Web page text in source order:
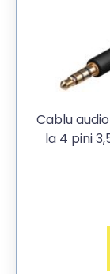
Cablu
la 4 pini 3,5mm Jack stereo tata, contacte